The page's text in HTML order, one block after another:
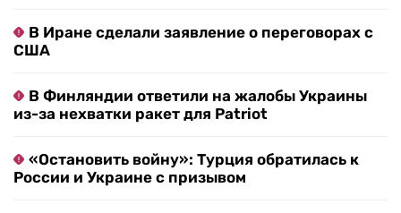
В Иране сделали заявление о переговорах с
США
В Финляндии ответили на жалобы Украины
из-за нехватки ракет для Patriot
«Остановить войну»: Турция обратилась к
России и Украине с призывом